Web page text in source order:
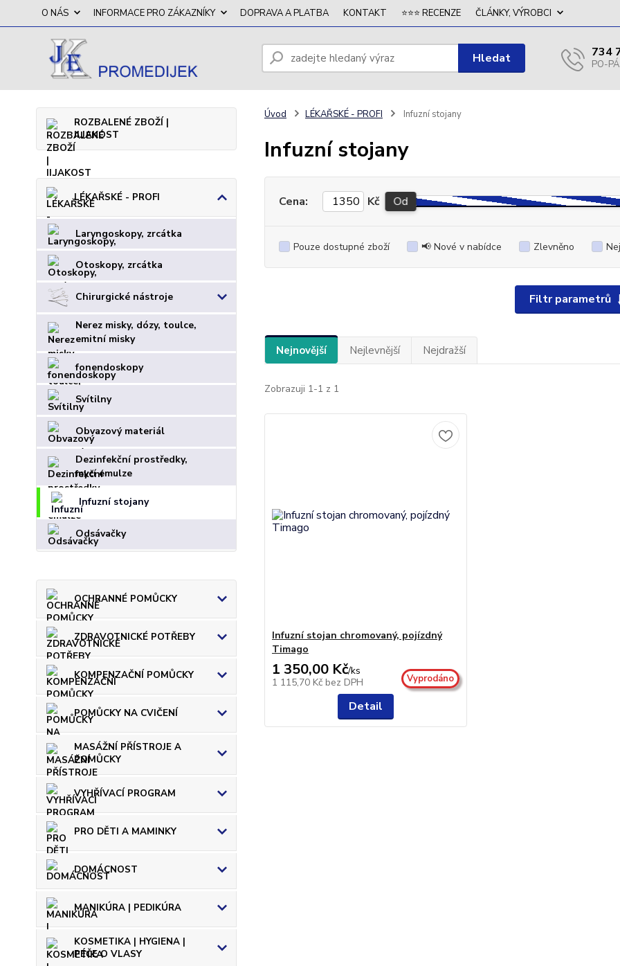
O NÁS INFORMACE PRO ZÁKAZNÍKY DOPRAVA A PLATBA KONTAKT ⭐⭐⭐ RECENZE ČLÁNKY, VÝROBCI
Hledat 734
ROZBALENÉ ZBOŽÍ |
II.JAKOST
LÉKAŘSKÉ - PROFI
Laryngoskopy, zrcátka
Otoskopy, zrcátka
Chirurgické nástroje
Nerez misky, dózy, toulce,
emitní misky
fonendoskopy
Svítilny
Obvazový materiál
Dezinfekční prostředky,
mycí emulze
Infuzní stojany
Odsávačky
OCHRANNÉ POMŮCKY
ZDRAVOTNICKÉ POTŘEBY
KOMPENZAČNÍ POMŮCKY
POMŮCKY NA CVIČENÍ
MASÁŽNÍ PŘÍSTROJE A
POMŮCKY
VYHŘÍVACÍ PROGRAM
PRO DĚTI A MAMINKY
DOMÁCNOST
MANIKÚRA | PEDIKÚRA
KOSMETIKA | HYGIENA |
PÉČE O VLASY
Úvod LÉKAŘSKÉ - PROFI Infuzní stojany
Infuzní stojany
Filtr parametrů
Cena: Kč Od
Pouze dostupné zboží 📢 Nové v nabídce Zlevněno
Nejnovější Nejlevnější Nejdražší
Zobrazuji 1-1 z 1
Infuzní stojan chromovaný, pojízdný
Timago
1 350,00 Kč/ks
1 115,70 Kč bez DPH Vyprodáno
Detail